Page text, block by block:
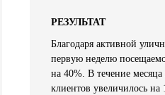
РЕЗУЛЬТАТ
Благодаря активной
первую неделю
на 40%. В течение
клиентов увеличилось на